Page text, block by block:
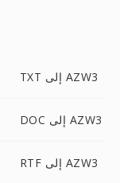
TXT إلى AZW3
DOC إلى AZW3
RTF إلى AZW3